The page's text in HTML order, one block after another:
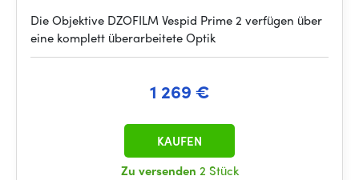
Die Objektive DZOFILM Vespid Prime 2 verfügen über
eine komplett überarbeitete Optik
1 269 €
Zu versenden 2 Stück
KAUFEN